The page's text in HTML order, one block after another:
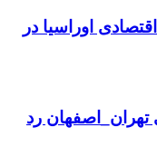
اوراسیا در
تومانی تهران_اصفهان رد